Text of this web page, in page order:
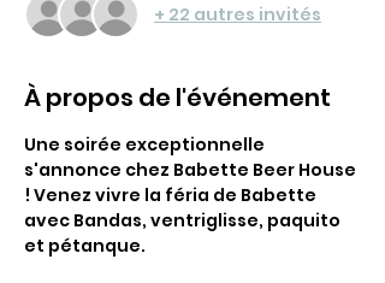
+ 22 autres invités
À propos de l'événement
Une soirée exceptionnelle
s'annonce chez Babette Beer House
! Venez vivre la féria de Babette
avec Bandas, ventriglisse, paquito
et pétanque.